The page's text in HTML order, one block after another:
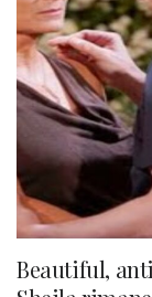
Beautiful,